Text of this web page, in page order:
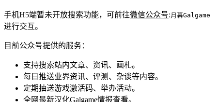
手机H5端暂未开放搜索功能，可前往微信公众号: 月幕Galgame
进行交互。
目前公众号提供的服务：
支持搜索站内文章、资讯、画札。
每日推送业界资讯、评测、杂谈等内容。
定期抽送游戏激活码、举办活动。
全网最新汉化Galgame情报查看。